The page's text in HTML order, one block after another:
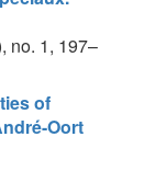
no. 1, 197–
of
Oort